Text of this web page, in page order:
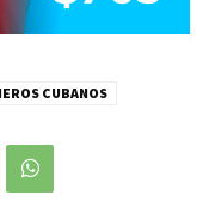
CUBANOS